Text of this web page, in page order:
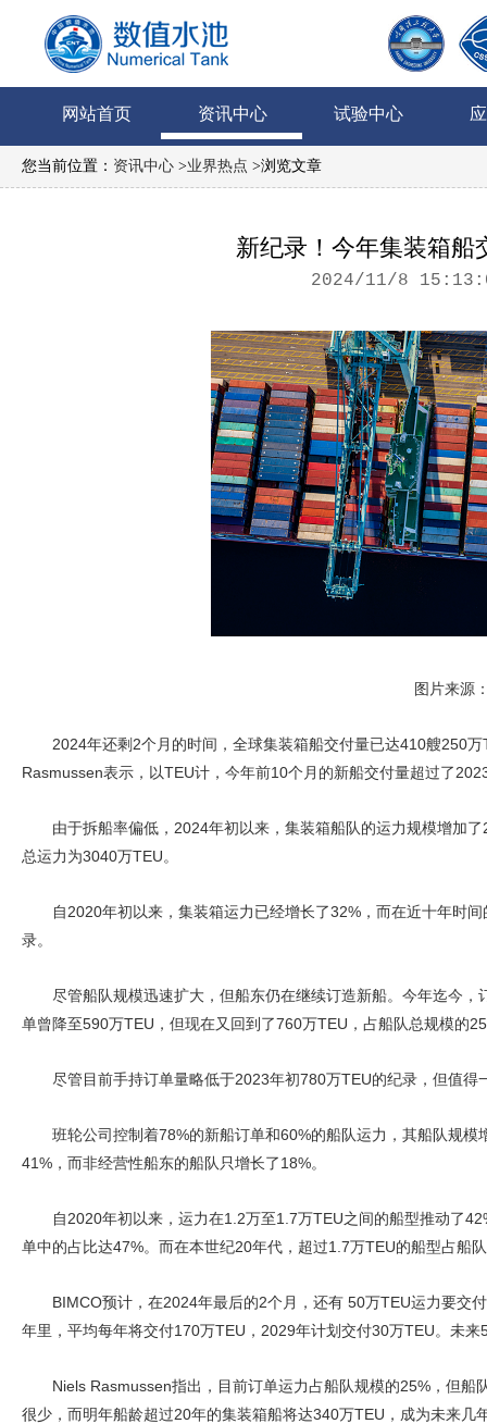
网站首页 资讯中心 试验中心
您当前位置： 资讯中心 >业界热点 >浏览文章
新纪录！今年集装箱船
2024/11/8
图片来源
2024年还剩2个月的时间，全球集装箱船交付量已达410艘250
Rasmussen表示，以TEU计，今年前10个月的新船交付量超过了
由于拆船率偏低，2024年初以来，集装箱船队的运力规模增加
总运力为3040万TEU。
自2020年初以来，集装箱运力已经增长了32%，而在近十年时
录。
尽管船队规模迅速扩大，但船东仍在继续订造新船。今年迄今
单曾降至590万TEU，但现在又回到了760万TEU，占船队总规模的
尽管目前手持订单量略低于2023年初780万TEU的纪录，但值
班轮公司控制着78%的新船订单和60%的船队运力，其船队规
41%，而非经营性船东的船队只增长了18%。
自2020年初以来，运力在1.2万至1.7万TEU之间的船型推动了
单中的占比达47%。而在本世纪20年代，超过1.7万TEU的船型占船
BIMCO预计，在2024年最后的2个月，还有 50万TEU运力要交
年里，平均每年将交付170万TEU，2029年计划交付30万TEU。未
Niels Rasmussen指出，目前订单运力占船队规模的25%，但
很少，而明年船龄超过20年的集装箱船将达340万TEU，成为未来